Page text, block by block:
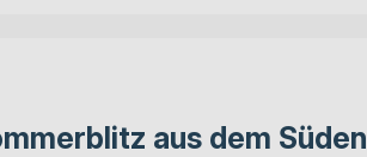
aus dem Süden